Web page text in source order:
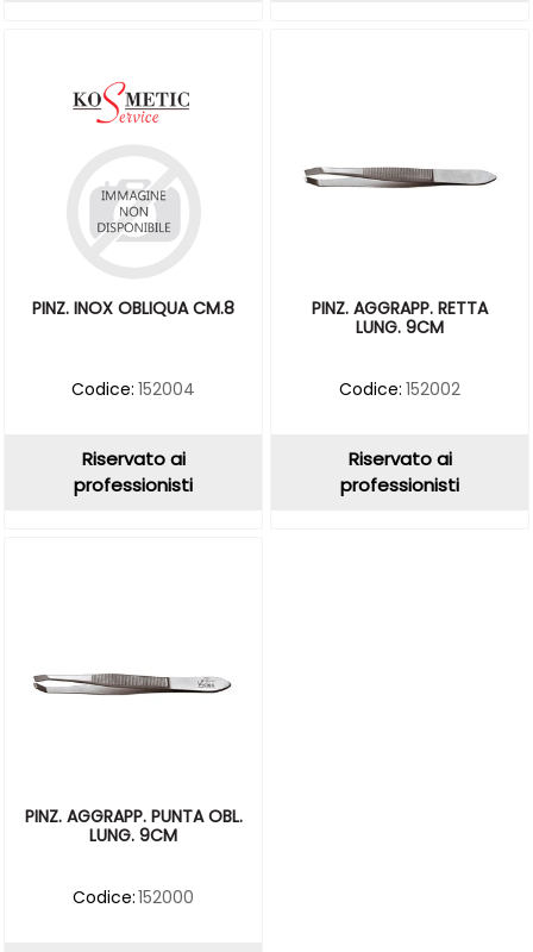
PINZ. INOX OBLIQUA CM.8
Codice: 152004
Riservato ai
professionisti
PINZ. AGGRAPP. RETTA
LUNG. 9CM
Codice: 152002
Riservato ai
professionisti
PINZ. AGGRAPP. PUNTA OBL.
LUNG. 9CM
Codice:152000